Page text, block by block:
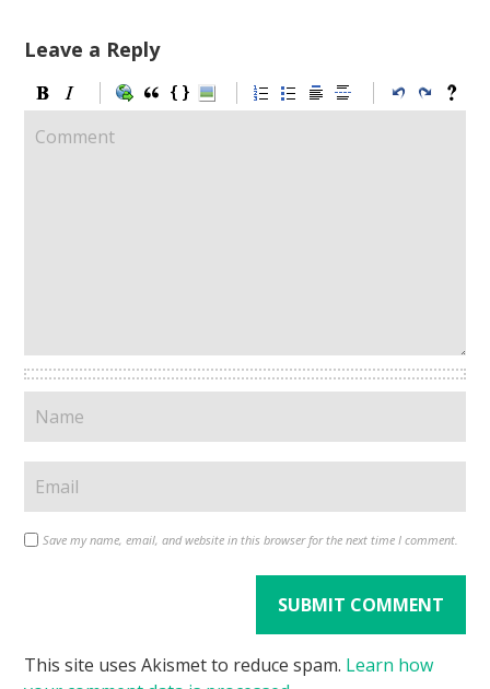
Leave a Reply
Save my name, email, and website in this browser for the next time I comment.
This site uses Akismet to reduce spam. Learn how